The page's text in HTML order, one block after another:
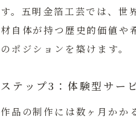
す。五明金箔工芸では、世
材自体が持つ歴史的価値や
のポジションを築けます。
ステップ3：体験型サー
作品の制作には数ヶ月かか